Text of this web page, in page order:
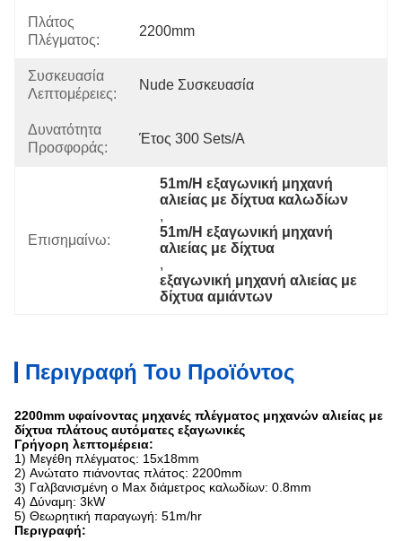
Πλάτος
Πλέγματος:
2200mm
Συσκευασία
Λεπτομέρειες:
Nude Συσκευασία
Δυνατότητα
Προσφοράς:
Έτος 300 Sets/a
Επισημαίνω:
51m/H εξαγωνική μηχανή
αλιείας με δίχτυα καλωδίων
,
51m/H εξαγωνική μηχανή
αλιείας με δίχτυα
,
εξαγωνική μηχανή αλιείας με
δίχτυα αμιάντων
Περιγραφή Του Προϊόντος
2200mm υφαίνοντας μηχανές πλέγματος μηχανών αλιείας με
δίχτυα πλάτους αυτόματες εξαγωνικές
Γρήγορη λεπτομέρεια:
1) Μεγέθη πλέγματος: 15x18mm
2) Ανώτατο πιάνοντας πλάτος: 2200mm
3) Γαλβανισμένη ο Max διάμετρος καλωδίων: 0.8mm
4) Δύναμη: 3kW
5) Θεωρητική παραγωγή: 51m/hr
Περιγραφή: